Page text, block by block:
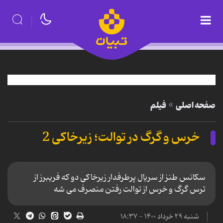
صفحه اصلی فیلم
خرس و گرگ در توالت؛ زیرخاکی 2
سکانس طنز از سریال پرطرفدار زیرخاکی دو که فریبرز از
ترس گرگ و خرس از توالت رفتن منصرف می شه
شنبه ۲۹ خرداد ۱۴۰۰ - ۱۸:۳۷